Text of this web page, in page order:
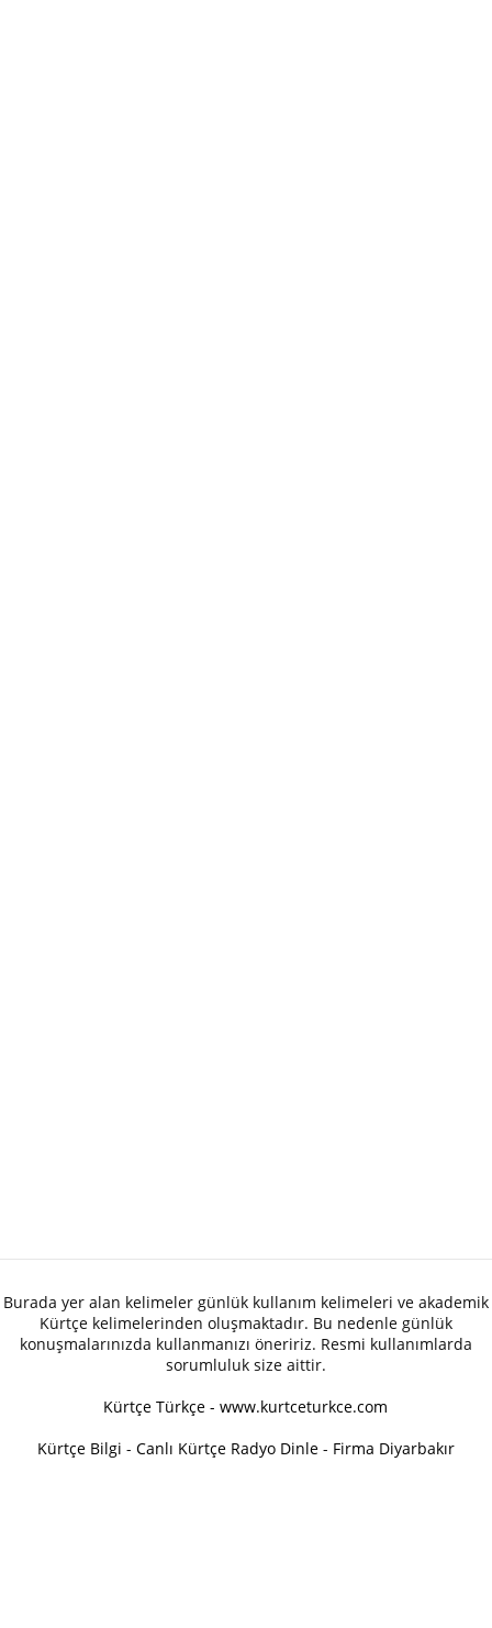
Burada yer alan kelimeler günlük kullanım kelimeleri ve akademik
Kürtçe kelimelerinden oluşmaktadır. Bu nedenle günlük
konuşmalarınızda kullanmanızı öneririz. Resmi kullanımlarda
sorumluluk size aittir.
Kürtçe Türkçe - www.kurtceturkce.com
Kürtçe Bilgi - Canlı Kürtçe Radyo Dinle - Firma Diyarbakır